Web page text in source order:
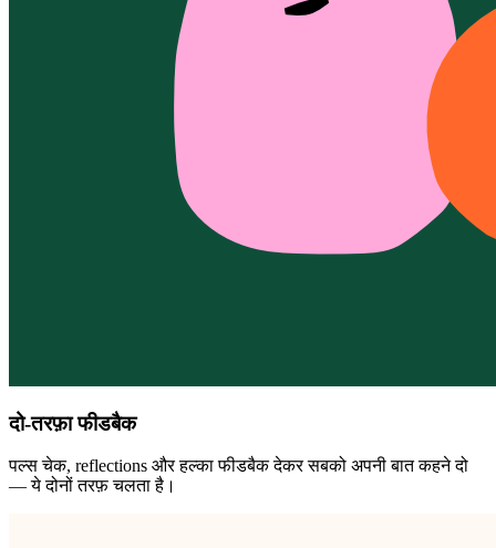
दो-तरफ़ा फीडबैक
पल्स चेक, reflections और हल्का फीडबैक देकर सबको अपनी बात कहने दो
— ये दोनों तरफ़ चलता है।